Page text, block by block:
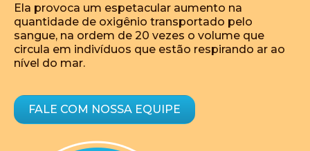
Ela provoca um espetacular aumento na
quantidade de oxigênio transportado pelo
sangue, na ordem de 20 vezes o volume que
circula em indivíduos que estão respirando ar ao
nível do mar.
FALE COM NOSSA EQUIPE